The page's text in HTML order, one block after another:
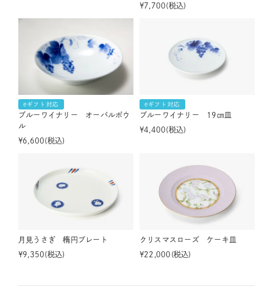
¥7,700 税込
eギフト対応
ブルーワイナリー オーバルボウ
ル
¥6,600 税込
eギフト対応
ブルーワイナリー 19㎝皿
¥4,400 税込
月見うさぎ 楕円プレート
¥9,350 税込
クリスマスローズ ケーキ皿
¥22,000 税込